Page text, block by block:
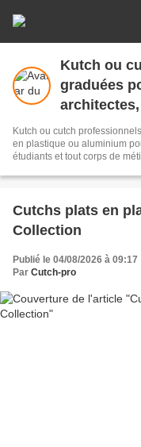
Kutch ou
graduées
BTP. Nous
votre choix.
Kutch ou cutch
en plastique ou aluminium
étudiants et tout corps de
professionnels, mètres à
métiers du bâtiment et de la
Cutchs plats en
Collection
Publié le 04/08/2026 à 09:17
Par Cutch-pro